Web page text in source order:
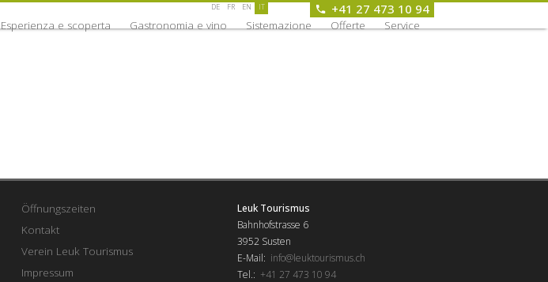
Esperienza e scoperta Gastronomia e vino Sistemazione Offerte Service
+41 27 473 10 94
DE FR EN IT
Öffnungszeiten
Kontakt
Verein Leuk Tourismus
Impressum
Leuk Tourismus
Bahnhofstrasse 6
3952 Susten
E-Mail: info@leuktourismus.ch
Tel.: +41 27 473 10 94